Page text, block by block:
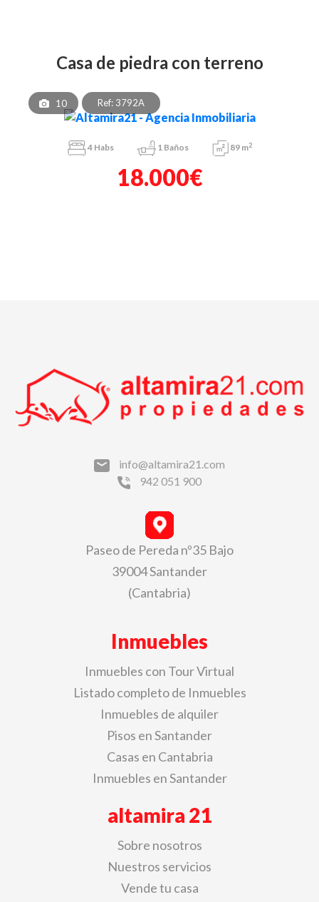
casa de piedra con terreno
10 Ref: 3792A
4Habs 1Baños 89 m2
18.000€
info@altamira21.com
942 051 900
Paseo de Pereda nº35 Bajo
39004 Santander
(Cantabria)
Inmuebles
Inmuebles con Tour Virtual
Listado completo de Inmuebles
Inmuebles de alquiler
Pisos en Santander
Casas en Cantabria
Inmuebles en Santander
altamira 21
Sobre nosotros
Nuestros servicios
Vende tu casa